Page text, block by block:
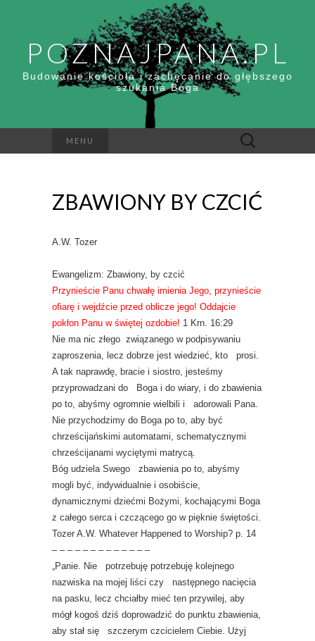
POZNAJPANA.PL
Budowanie kościoła i zachęcanie do głębszego
szukania Boga
MENU Szukaj:
ZBAWIONY BY CZCIĆ
A.W. Tozer
Ewangelizm: Zbawiony, by czcić
Przynieście Panu chwałę imienia Jego, przynieście
ofiarę i wejdźcie przed oblicze jego! Oddajcie
pokłon Panu w świętej ozdobie! 1 Krn. 16:29
Nie ma nic złego związanego w podpisywaniu
zaproszenia, lecz dobrze jest wiedzieć, kto prosi.
A tak naprawdę, bracie i siostro, jesteśmy
przyprowadzani do Boga i do wiary, i do zbawienia
po to, abyśmy ogromnie wielbili i adorowali Pana.
Nie przychodzimy do Boga po to, aby być
chrześcijańskimi automatami, schematycznymi
chrześcijanami wyciętymi matrycą.
Bóg udziela Swego zbawienia po to, abyśmy
mogli być, indywidualnie i osobiście,
dynamicznymi dziećmi Bożymi, kochającymi Boga
z całego serca i czczącego go w pięknie świętości.
Tozer A.W. Whatever Happened to Worship? p. 14
– – – – – – – – – – – – –
„Panie. Nie potrzebuję potrzebuję kolejnego
nazwiska na mojej liści czy następnego nacięcia
na pasku, lecz chciałby mieć ten przywilej, aby
mógł kogoś dziś doprowadzić do punktu zbawienia,
aby stał się szczerym czcicielem Ciebie. Użyj